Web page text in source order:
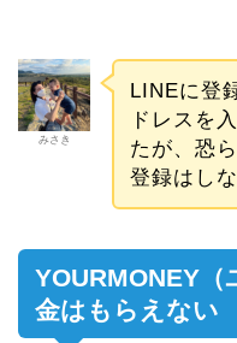
みさき
LINEに登
ドレスを
たが、恐
登録はし
YOURMONEY
金はもらえない